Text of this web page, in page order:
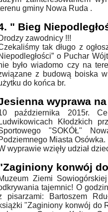
gminy Nowa Ruda .
" Bieg
zawodnicy !!!
tak długo z
o Puchar
było wiadomo czy na
z budową boiska
do końca br.
wyprawa
października 2015r.
Ludwikowicach Kłodzkich
"SOKÓŁ"
Miasta Osówka.
wyprawie wzięły udział
konwój
Ziemi
tajemnic! O
pisarzami: Bartoszem
"Zaginiony konwój do